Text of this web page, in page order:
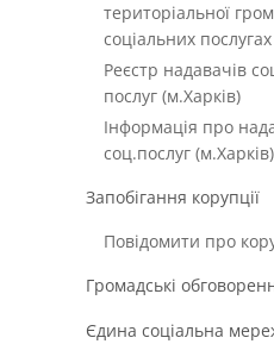
територіальної
соціальних послугах
Реєстр надавачів
послуг (м.Харків)
Інформація про
соц.послуг (м.Харків)
Запобігання корупції
Повідомити про
Громадські
Єдина соціальна